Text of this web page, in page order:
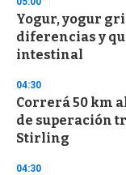
d
s
o
f
3
s
e
c
o
n
Yogur, yogur
diferencias y
intestinal
04:30
Correrá 50 km
de superación
Stirling
04:30